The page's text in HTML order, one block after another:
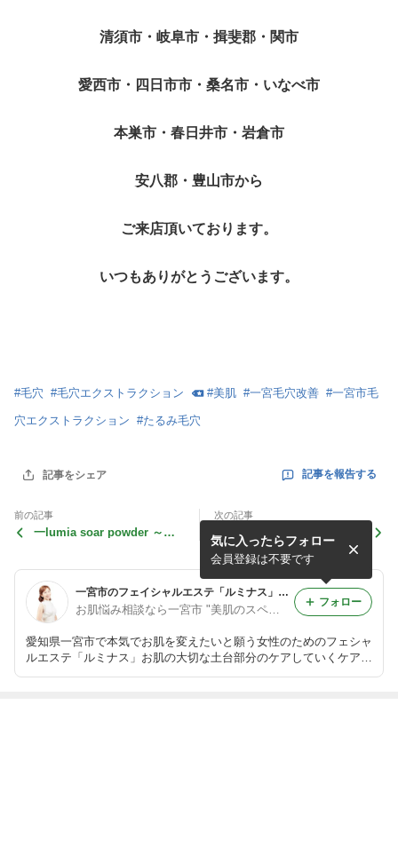
清須市・岐阜市・揖斐郡・関市
愛西市・四日市市・桑名市・いなべ市
本巣市・春日井市・岩倉市
安八郡・豊山市から
ご来店頂いております。
いつもありがとうございます。
#毛穴 #毛穴エクストラクション #美肌 #一宮毛穴改善 #一宮市毛
穴エクストラクション #たるみ毛穴
記事をシェア 記事を報告する
前の記事
一lumia soar powder ～ル
次の記事
一つひとつお口に入れるたび
に感動でした！
一宮市のフェイシャルエステ「ルミナス」ならシミ・しわ・タルミ・ニキビ・赤ら顔も短期間で解消！美肌が定着グリーンピール受賞店
お肌悩み相談なら一宮市 "美肌のスペシャリスト"Hibinoにお任せ下さい
愛知県一宮市で本気でお肌を変えたいと願う女性のためのフェシャ
ルエステ「ルミナス」お肌の大切な土台部分のケアしていくケアを
気に入ったらフォロー
会員登録は不要です
フォロー